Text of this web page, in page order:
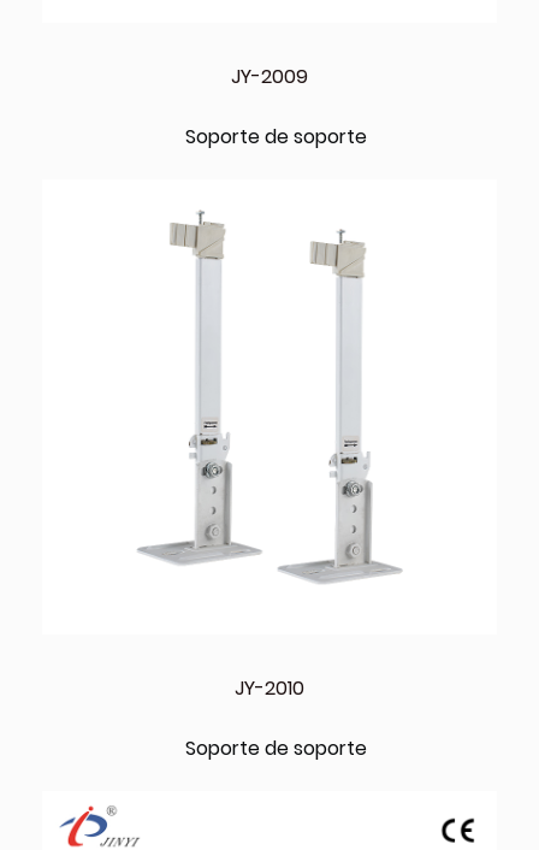
JY-2009
Soporte de soporte
JY-2010
Soporte de soporte